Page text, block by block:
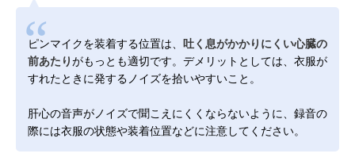
ピンマイクを装着する位置は、
吐く息がかかりにくい心臓の
前あたりがもっとも適切です。デメリットとしては、衣服が
すれたときに発するノイズを拾いやすいこと。
肝心の音声がノイズで聞こえにくくならないように、録音の
際には衣服の状態や装着位置などに注意してください。